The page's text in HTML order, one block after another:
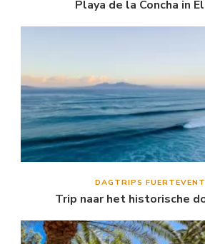
Playa de la Concha in
DAGTRIPS
Trip naar het historische